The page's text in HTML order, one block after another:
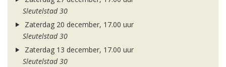
Sleutelstad 30
Zaterdag 20 december, 17.00 uur
Sleutelstad 30
Zaterdag 13 december, 17.00 uur
Sleutelstad 30